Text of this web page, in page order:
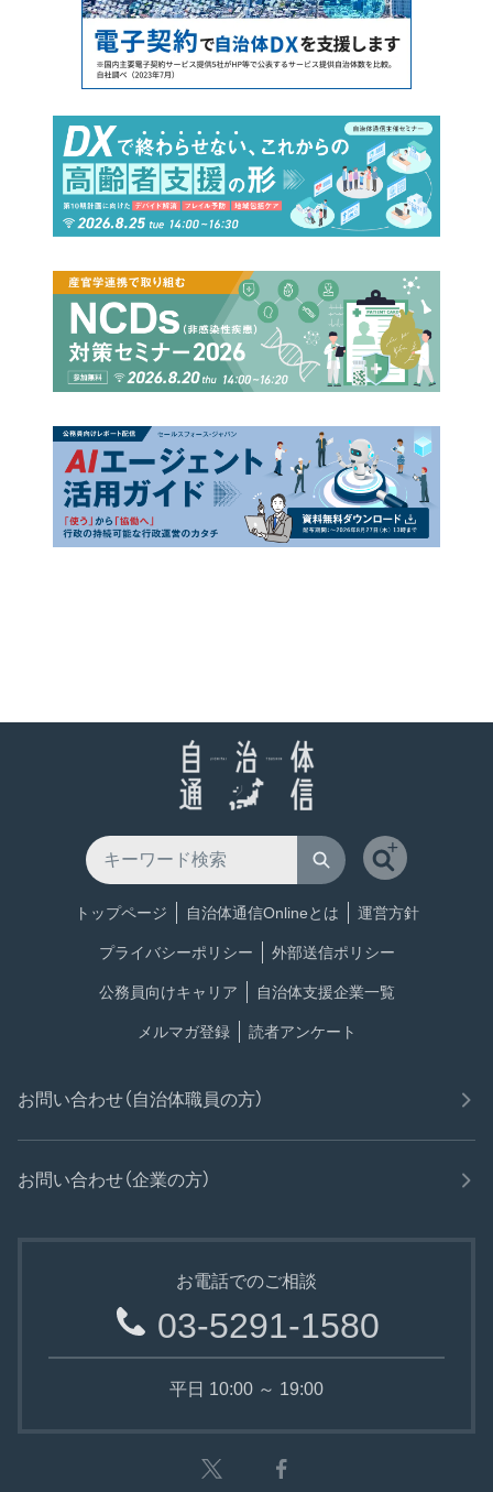
トップページ 自治体通信Onlineとは 運営方針
プライバシーポリシー 外部送信ポリシー
公務員向けキャリア 自治体支援企業一覧
メルマガ登録 読者アンケート
お問い合わせ（自治体職員の方）
お問い合わせ（企業の方）
お電話でのご相談
03-5291-1580
平日 10:00 ～ 19:00